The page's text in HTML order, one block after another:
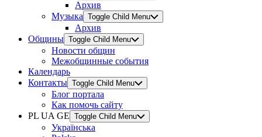
Архив
Музыка Toggle Child Menu
Архив
Общины Toggle Child Menu
Новости общин
Межобщинные события
Календарь
Контакты Toggle Child Menu
Блог портала
Как помочь сайту
PL UA GE Toggle Child Menu
Українська